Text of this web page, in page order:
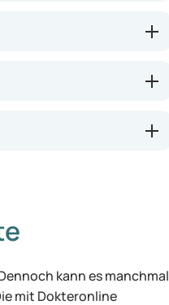
kann es manchmal
mit Dokteronline